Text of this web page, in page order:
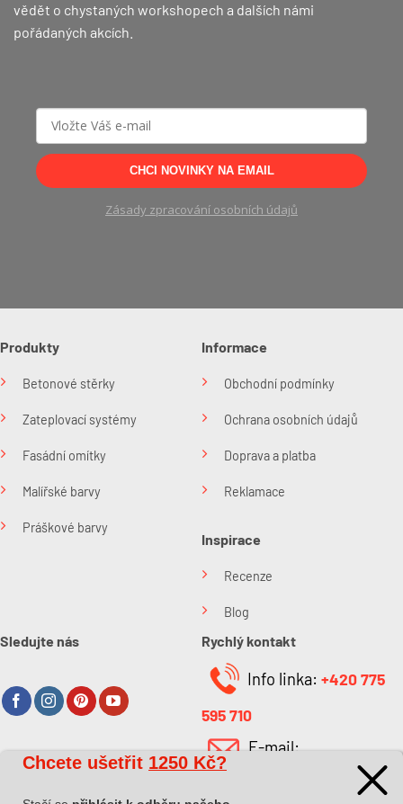
vědět o chystaných workshopech a dalších námi
pořádaných akcích.
CHCI NOVINKY NA EMAIL
Zásady zpracování osobních údajů
Produkty
Betonové stěrky
Zateplovací systémy
Fasádní omítky
Malířské barvy
Práškové barvy
Informace
Obchodní podmínky
Ochrana osobních údajů
Doprava a platba
Reklamace
Inspirace
Recenze
Blog
Sledujte nás
O společnosti
Rychlý kontakt
Info linka: +420 775
595 710
E-mail:
Chcete ušetřit 1250 Kč?